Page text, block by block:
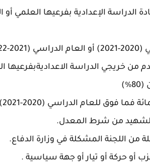
فقط.
من خريجي الدراسة الاعداديةبفرعيها
الدراسي (2020-2021) أو العام الدراسي (2021-2022) فقط.